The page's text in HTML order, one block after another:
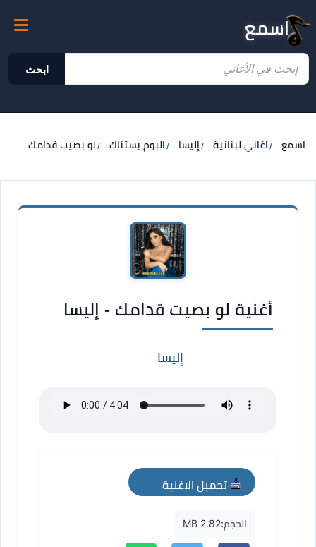
اسمع
ابحث
اسمع اغاني لبنانية إليسا البوم بستناك لو بصيت قدامك
أغنية لو بصيت قدامك - إليسا
إليسا
تحميل الاغنية
mp3
الحجم:2.82 MB